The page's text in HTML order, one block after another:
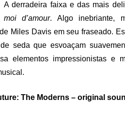
A derradeira faixa e das mais
moi d’amour. Algo inebriante,
Miles Davis em seu fraseado.
seda que esvoaçam
elementos impressionistas e
The Moderns – original